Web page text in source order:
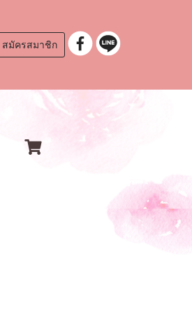
สมัครสมาชิก